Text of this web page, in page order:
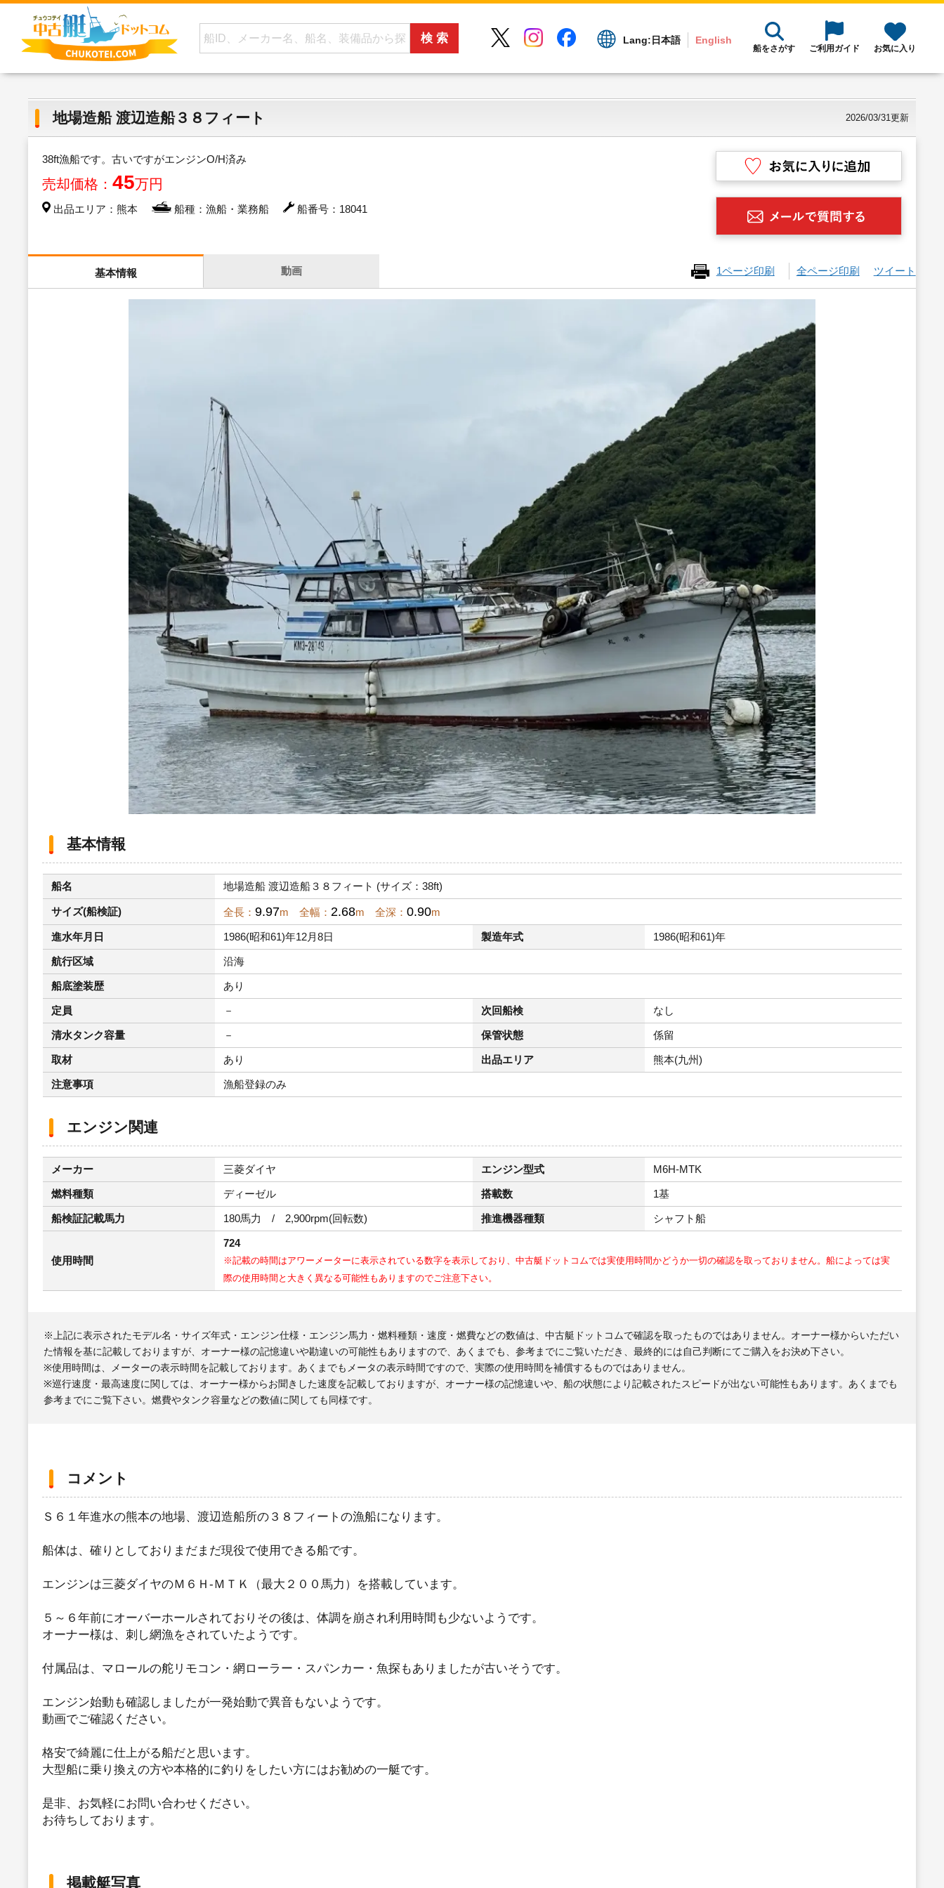
Lang: 日本語 English
船をさがす ご利用ガイド お気に入り
地場造船 渡辺造船３８フィート 2026/03/31更新
38ft漁船です。古いですがエンジンO/H済み
売却価格：45万円
出品エリア：熊本 船種：漁船・業務船 船番号：18041
基本情報 動画 1ページ印刷 全ページ印刷 ツイート
基本情報
船名 地場造船 渡辺造船３８フィート (サイズ：38ft)
サイズ(船検証) 全長： 9.97m 全幅： 2.68m 全深： 0.90m
進水年月日 1986(昭和61)年12月8日 製造年式 1986(昭和61)年
航行区域 沿海
船底塗装歴 あり
定員 － 次回船検 なし
清水タンク容量 － 保管状態 係留
取材 あり 出品エリア 熊本(九州)
注意事項 漁船登録のみ
エンジン関連
メーカー 三菱ダイヤ エンジン型式 M6H-MTK
燃料種類 ディーゼル 搭載数 1基
船検証記載馬力 180馬力 / 2,900rpm(回転数) 推進機器種類 シャフト船
使用時間
724
※記載の時間はアワーメーターに表示されている数字を表示しており、中古艇ドットコムでは実使用時間かどうか一切の確認を取っておりません。船によっては実
際の使用時間と大きく異なる可能性もありますのでご注意下さい。
※上記に表示されたモデル名・サイズ年式・エンジン仕様・エンジン馬力・燃料種類・速度・燃費などの数値は、中古艇ドットコムで確認を取ったものではありません。オーナー様からいただい
た情報を基に記載しておりますが、オーナー様の記憶違いや勘違いの可能性もありますので、あくまでも、参考までにご覧いただき、最終的には自己判断にてご購入をお決め下さい。
※使用時間は、メーターの表示時間を記載しております。あくまでもメータの表示時間ですので、実際の使用時間を補償するものではありません。
※巡行速度・最高速度に関しては、オーナー様からお聞きした速度を記載しておりますが、オーナー様の記憶違いや、船の状態により記載されたスピードが出ない可能性もあります。あくまでも
参考までにご覧下さい。燃費やタンク容量などの数値に関しても同様です。
コメント
Ｓ６１年進水の熊本の地場、渡辺造船所の３８フィートの漁船になります。
船体は、確りとしておりまだまだ現役で使用できる船です。
エンジンは三菱ダイヤのＭ６Ｈ-ＭＴＫ（最大２００馬力）を搭載しています。
５～６年前にオーバーホールされておりその後は、体調を崩され利用時間も少ないようです。
オーナー様は、刺し網漁をされていたようです。
付属品は、マロールの舵リモコン・網ローラー・スパンカー・魚探もありましたが古いそうです。
エンジン始動も確認しましたが一発始動で異音もないようです。
動画でご確認ください。
格安で綺麗に仕上がる船だと思います。
大型船に乗り換えの方や本格的に釣りをしたい方にはお勧めの一艇です。
是非、お気軽にお問い合わせください。
お待ちしております。
掲載艇写真